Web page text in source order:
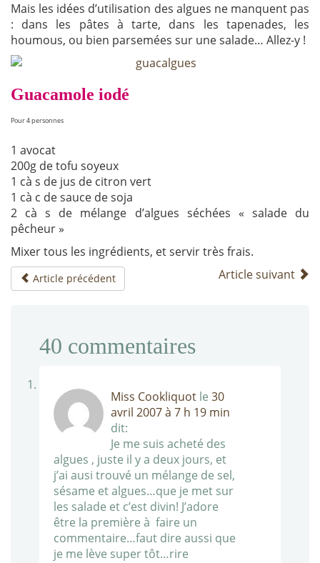
Mais les idées d’utilisation des algues ne manquent pas
: dans les pâtes à tarte, dans les tapenades, les
houmous, ou bien parsemées sur une salade… Allez-y !
Guacamole iodé
Pour 4 personnes
1 avocat
200g de tofu soyeux
1 cà s de jus de citron vert
1 cà c de sauce de soja
2 cà s de mélange d’algues séchées « salade du
pêcheur »
Mixer tous les ingrédients, et servir très frais.
Article précédent Article suivant
40 commentaires
Miss Cookliquot le 30
avril 2007 à 7 h 19 min
dit:
Je me suis acheté des
algues , juste il y a deux jours, et
j’ai ausi trouvé un mélange de sel,
sésame et algues…que je met sur
les salade et c’est divin! J’adore
être la première à faire un
commentaire…faut dire aussi que
je me lève super tôt…rire